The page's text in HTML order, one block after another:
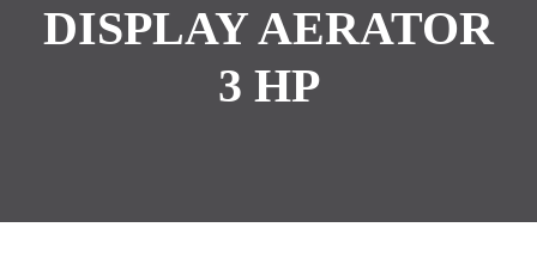
DISPLAY AERATOR
3 HP